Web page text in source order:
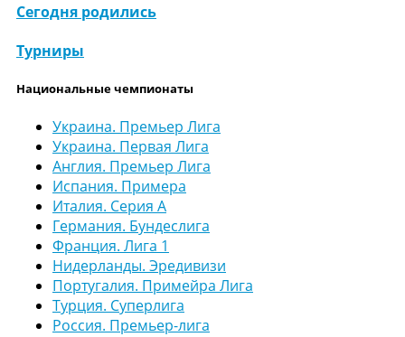
Сегодня родились
Турниры
Национальные чемпионаты
Украина. Премьер Лига
Украина. Первая Лига
Англия. Премьер Лига
Испания. Примера
Италия. Серия А
Германия. Бундеслига
Франция. Лига 1
Нидерланды. Эредивизи
Португалия. Примейра Лига
Турция. Суперлига
Россия. Премьер-лига